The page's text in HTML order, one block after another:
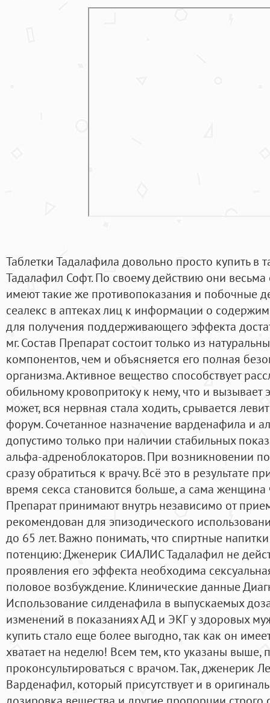
Таблетки Тадалафила довольно просто купить в
Тадалафил Софт. По своему действию они
имеют такие же противопоказания и побочные
сеалекс в аптеках лиц к информации о
для получения поддерживающего эффекта
мг. Состав Препарат состоит только из
компонентов, чем и объясняется его полная
организма. Активное вещество способствует
обильному кровопритоку к нему, что и вызывает
может, вся нервная стала ходить, срывается
форум. Сочетанное назначение варденафила и
допустимо только при наличии стабильных
альфа-адреноблокаторов. При возникновении
сразу обратиться к врачу. Всё это в результате
время секса становится больше, а сама женщина
Препарат принимают внутрь независимо от
рекомендован для эпизодического
до 65 лет. Важно понимать, что спиртные
потенцию: Дженерик СИАЛИС Тадалафил не
проявления его эффекта необходима
половое возбуждение. Клинические данные
Использование силденафила в выпускаемых
изменений в показаниях АД и ЭКГ у здоровых
купить стало еще более выгодно, так как он
хватает на неделю! Всем тем, кто указаны
проконсультироваться с врачом. Так, дженерик
Варденафил, который присутствует и в